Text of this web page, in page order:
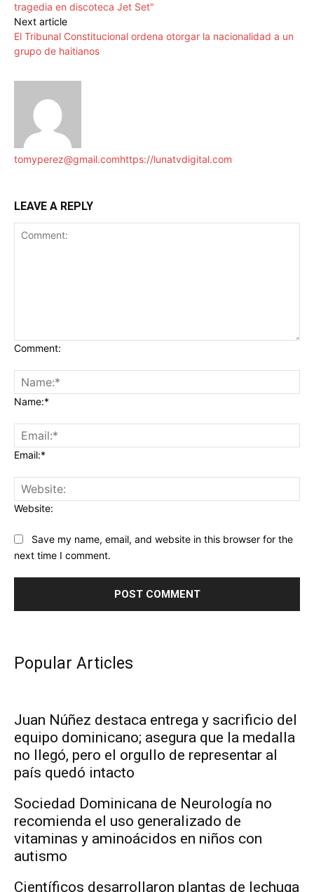
tragedia en discoteca Jet Set"
Next article
El Tribunal Constitucional ordena otorgar la nacionalidad a un
grupo de haitianos
tomyperez@gmail.comhttps://lunatvdigital.com
LEAVE A REPLY
Comment:
Name:*
Email:*
Website:
Save my name, email, and website in this browser for the
next time I comment.
Popular Articles
Juan Núñez destaca entrega y sacrificio del
equipo dominicano; asegura que la medalla
no llegó, pero el orgullo de representar al
país quedó intacto
Sociedad Dominicana de Neurología no
recomienda el uso generalizado de
vitaminas y aminoácidos en niños con
autismo
Científicos desarrollaron plantas de lechuga